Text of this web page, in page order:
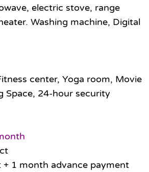
electric stove, range
Washing machine, Digital
center, Yoga room, Movie
Space, 24-hour security
1 month advance payment